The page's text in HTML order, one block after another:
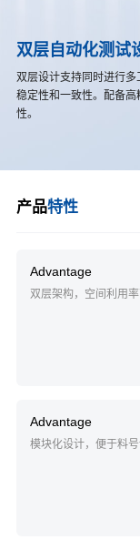
双层自动化测试
双层设计支持同时进行
稳定性和一致性。配备
性。
产品特性
Advantage
双层架构，空间利用率
Advantage
模块化设计，便于料号